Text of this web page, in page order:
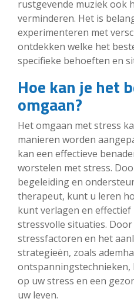
rustgevende muziek ook
verminderen. Het is
experimenteren met
ontdekken welke het
specifieke behoeften en
Hoe kan je het
omgaan?
Het omgaan met stress
manieren worden
kan een effectieve
worstelen met stress.
begeleiding en
therapeut, kunt u leren
kunt verlagen en
stressvolle situaties.
stressfactoren en het
strategieën, zoals
op uw stress en een
uw leven.